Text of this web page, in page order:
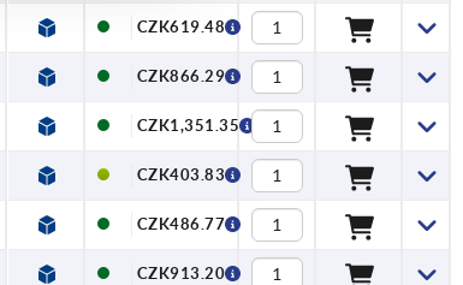
CZK619.48
CZK866.29
CZK1,351.35
CZK403.83
CZK486.77
CZK913.20